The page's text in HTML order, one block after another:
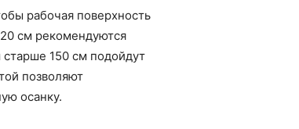
рабочая поверхность
см рекомендуются
150 см подойдут
позволяют
осанку.